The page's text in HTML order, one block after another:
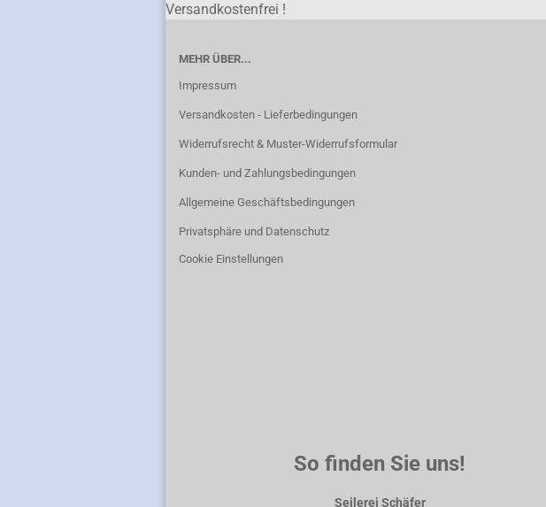
Versandkostenfrei !
MEHR ÜBER...
Impressum
Versandkosten - Lieferbedingungen
Widerrufsrecht & Muster-Widerrufsformular
Kunden- und Zahlungsbedingungen
Allgemeine Geschäftsbedingungen
Privatsphäre und Datenschutz
Cookie Einstellungen
So finden Sie uns!
Seilerei Schäfer